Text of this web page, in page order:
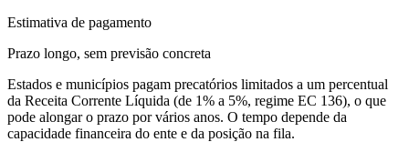
Estimativa de pagamento
Prazo longo, sem previsão concreta
Estados e municípios pagam precatórios limitados a um percentual
da Receita Corrente Líquida (de 1% a 5%, regime EC 136), o que
pode alongar o prazo por vários anos. O tempo depende da
capacidade financeira do ente e da posição na fila.